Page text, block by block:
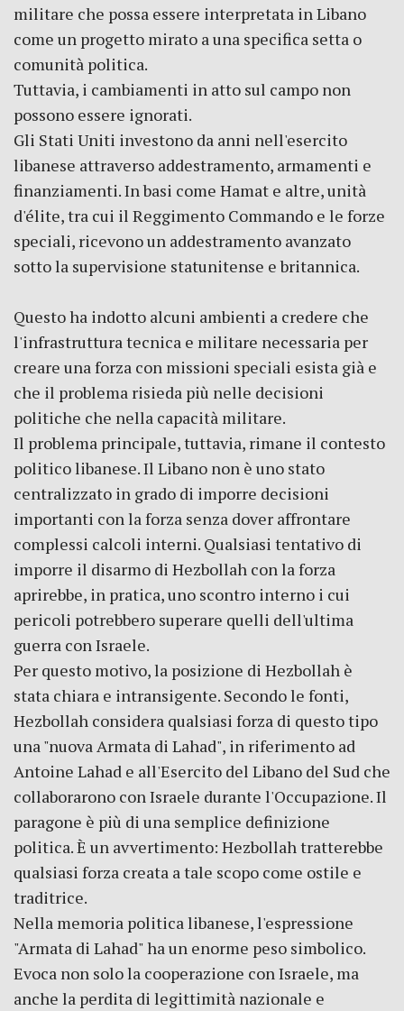
militare che possa essere interpretata in Libano
come un progetto mirato a una specifica setta o
comunità politica.
Tuttavia, i cambiamenti in atto sul campo non
possono essere ignorati.
Gli Stati Uniti investono da anni nell'esercito
libanese attraverso addestramento, armamenti e
finanziamenti. In basi come Hamat e altre, unità
d'élite, tra cui il Reggimento Commando e le forze
speciali, ricevono un addestramento avanzato
sotto la supervisione statunitense e britannica.
Questo ha indotto alcuni ambienti a credere che
l'infrastruttura tecnica e militare necessaria per
creare una forza con missioni speciali esista già e
che il problema risieda più nelle decisioni
politiche che nella capacità militare.
Il problema principale, tuttavia, rimane il contesto
politico libanese. Il Libano non è uno stato
centralizzato in grado di imporre decisioni
importanti con la forza senza dover affrontare
complessi calcoli interni. Qualsiasi tentativo di
imporre il disarmo di Hezbollah con la forza
aprirebbe, in pratica, uno scontro interno i cui
pericoli potrebbero superare quelli dell'ultima
guerra con Israele.
Per questo motivo, la posizione di Hezbollah è
stata chiara e intransigente. Secondo le fonti,
Hezbollah considera qualsiasi forza di questo tipo
una "nuova Armata di Lahad", in riferimento ad
Antoine Lahad e all'Esercito del Libano del Sud che
collaborarono con Israele durante l'Occupazione. Il
paragone è più di una semplice definizione
politica. È un avvertimento: Hezbollah tratterebbe
qualsiasi forza creata a tale scopo come ostile e
traditrice.
Nella memoria politica libanese, l'espressione
"Armata di Lahad" ha un enorme peso simbolico.
Evoca non solo la cooperazione con Israele, ma
anche la perdita di legittimità nazionale e